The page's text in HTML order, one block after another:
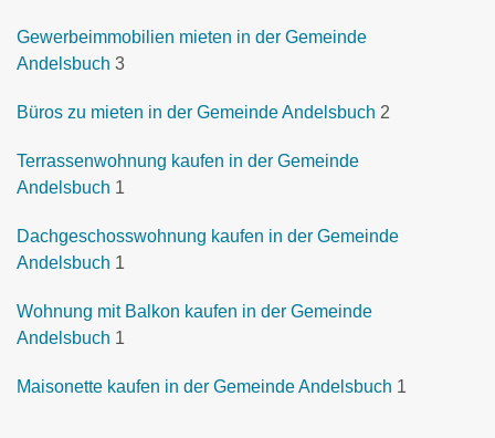
Gewerbeimmobilien mieten in der Gemeinde
Andelsbuch 3
Büros zu mieten in der Gemeinde Andelsbuch 2
Terrassenwohnung kaufen in der Gemeinde
Andelsbuch 1
Dachgeschosswohnung kaufen in der Gemeinde
Andelsbuch 1
Wohnung mit Balkon kaufen in der Gemeinde
Andelsbuch 1
Maisonette kaufen in der Gemeinde Andelsbuch 1